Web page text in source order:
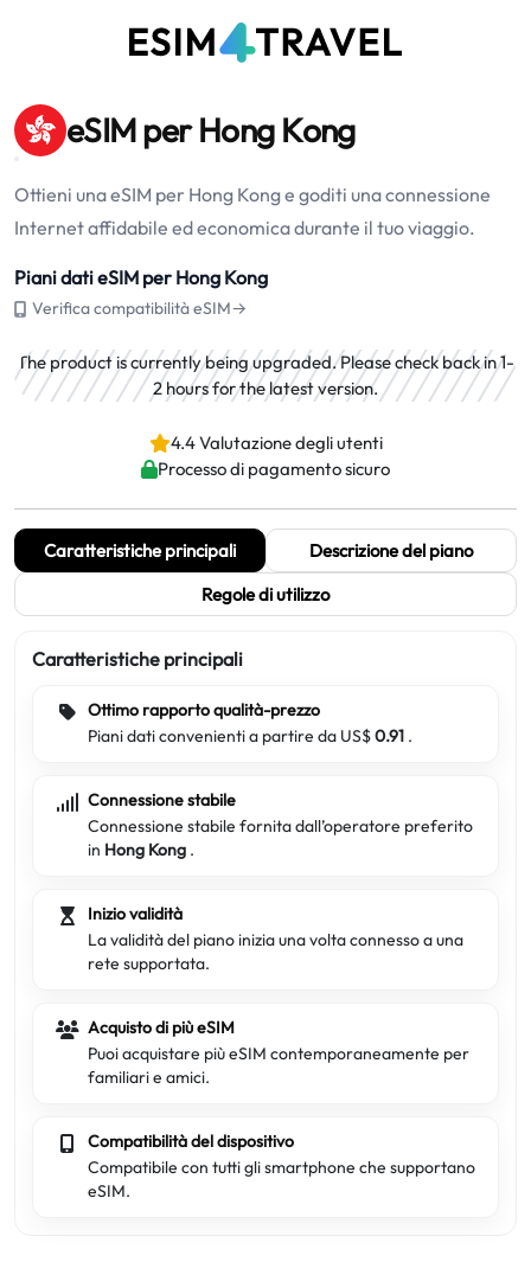
eSIM per Hong Kong
Ottieni una eSIM per Hong Kong e goditi una connessione
Internet affidabile ed economica durante il tuo viaggio.
Piani dati eSIM per Hong Kong
Verifica compatibilità eSIM→
The product is currently being upgraded. Please check back in 1-
2 hours for the latest version.
4.4 Valutazione degli utenti
Processo di pagamento sicuro
Caratteristiche principali
Descrizione del piano
Regole di utilizzo
Caratteristiche principali
Ottimo rapporto qualità-prezzo
Piani dati convenienti a partire da US$0.91 .
Connessione stabile
Connessione stabile fornita dall’operatore preferito
in Hong Kong .
Inizio validità
La validità del piano inizia una volta connesso a una
rete supportata.
Acquisto di più eSIM
Puoi acquistare più eSIM contemporaneamente per
familiari e amici.
Compatibilità del dispositivo
Compatibile con tutti gli smartphone che supportano
eSIM.